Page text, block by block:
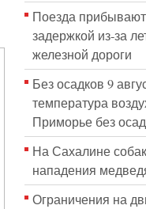
Поезда
задержкой из-за
железной дороги
Без осадков 9
температура
Приморье без
На Сахалине
нападения
Ограничения на